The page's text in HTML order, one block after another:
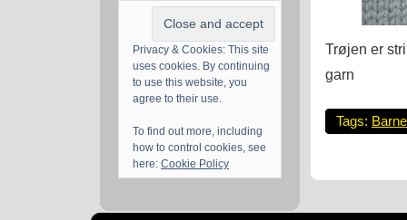
Privacy & Cookies: This site
uses cookies. By continuing
to use this website, you
agree to their use.
To find out more, including
how to control cookies, see
here: Cookie Policy
Trøjen er
garn
Tags: